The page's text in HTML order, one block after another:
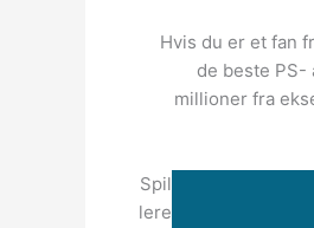
Hvis du er et fan
de beste
millioner fra
Spil
lere